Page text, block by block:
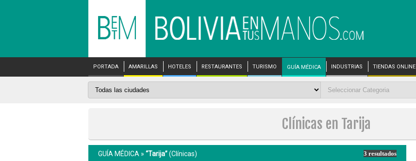
PORTADA AMARILLAS HOTELES RESTAURANTES TURISMO GUÍA MÉDICA INDUSTRIAS TIENDAS ONLINE
Clínicas en Tarija
GUÍA MÉDICA » “Tarija”(Clínicas) 3 resultados